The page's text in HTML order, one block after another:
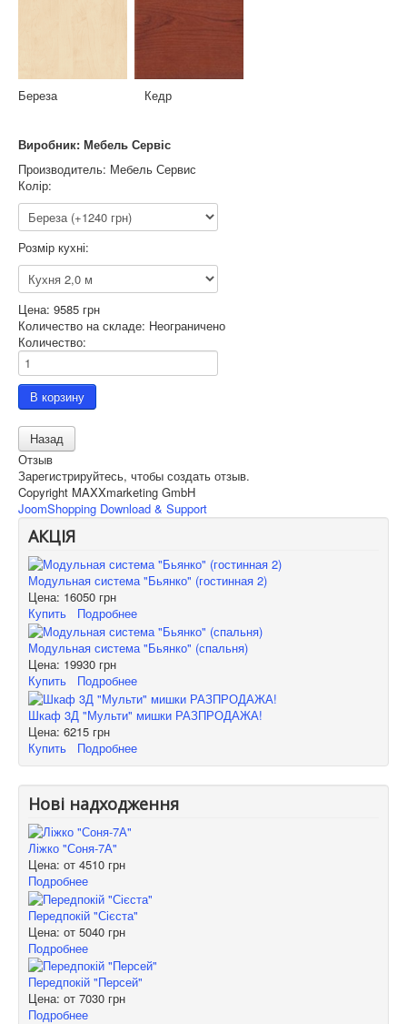
Береза Кедр
Виробник: Мебель Сервіс
Производитель: Мебель Сервис
Колір:
Розмір кухні:
Цена: 9585 грн
Количество на складе: Неограничено
Количество:
Отзыв
Зарегистрируйтесь, чтобы создать отзыв.
Copyright MAXXmarketing GmbH
JoomShopping Download & Support
АКЦІЯ
Модульная система "Бьянко" (гостинная 2)
Цена: 16050 грн
Купить
Подробнее
Модульная система "Бьянко" (спальня)
Цена: 19930 грн
Купить
Подробнее
Шкаф 3Д "Мульти" мишки РАЗПРОДАЖА!
Цена: 6215 грн
Купить
Подробнее
Нові надходження
Ліжко "Соня-7А"
Цена: от 4510 грн
Подробнее
Передпокій "Сієста"
Цена: от 5040 грн
Подробнее
Передпокій "Персей"
Цена: от 7030 грн
Подробнее